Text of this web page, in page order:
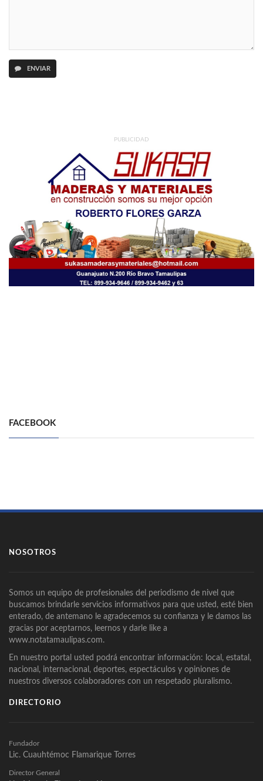
ENVIAR
PUBLICIDAD
FACEBOOK
NOSOTROS
Somos un equipo de profesionales del periodismo de nivel que
buscamos brindarle servicios informativos para que usted, esté bien
enterado, de antemano le agradecemos su confianza y le damos las
gracias por aceptarnos, leernos y darle like a
www.notatamaulipas.com.
En nuestro portal usted podrá encontrar información: local, estatal,
nacional, internacional, deportes, espectáculos y opiniones de
nuestros diversos colaboradores con un respetado pluralismo.
DIRECTORIO
Fundador
Lic. Cuauhtémoc Flamarique Torres
Director General